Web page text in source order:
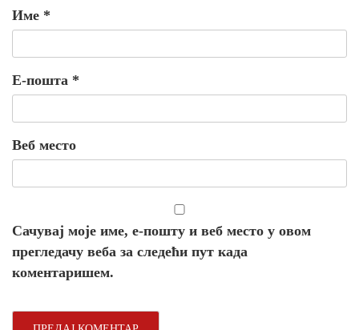
Име *
Е-пошта *
Веб место
Сачувај моје име, е-пошту и веб место у овом
прегледачу веба за следећи пут када
коментаришем.